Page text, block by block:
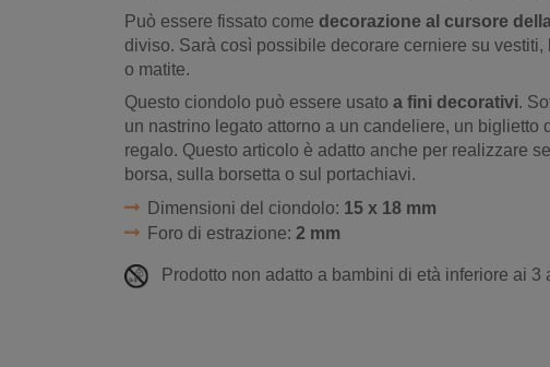
Può essere fissato come decorazione al cursore
diviso. Sarà così possibile decorare cerniere su
o matite.
Questo ciondolo può essere usato a fini decorativi.
un nastrino legato attorno a un candeliere, un biglietto
regalo. Questo articolo è adatto anche per realizzare
borsa, sulla borsetta o sul portachiavi.
Dimensioni del ciondolo: 15 x 18 mm
Foro di estrazione: 2 mm
Prodotto non adatto a bambini di età inferiore ai